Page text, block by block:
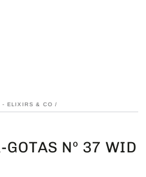
- ELIXIRS & CO /
Nº 37 WID